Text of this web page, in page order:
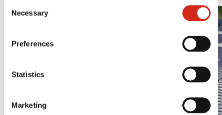
121387608.
Selection
Necessary
Preferences
Statistics
Marketing